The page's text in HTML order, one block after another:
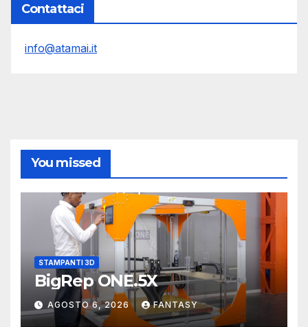
Contattaci
info@atamai.it
You missed
STAMPANTI 3D
BigRep ONE.5X
AGOSTO 6, 2026 FANTASY